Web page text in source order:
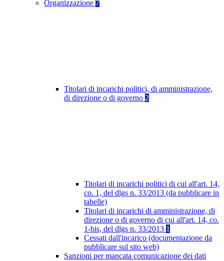
Organizzazione 7
Titolari di incarichi politici, di amministrazione,
di direzione o di governo 2
Titolari di incarichi politici di cui all'art. 14,
co. 1, del dlgs n. 33/2013 (da pubblicare in
tabelle)
Titolari di incarichi di amministrazione, di
direzione o di governo di cui all'art. 14, co.
1-bis, del dlgs n. 33/2013 1
Cessati dall'incarico (documentazione da
pubblicare sul sito web)
Sanzioni per mancata comunicazione dei dati